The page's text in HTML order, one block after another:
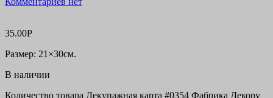
35.00Р
Размер: 21×30см.
В наличии
Количество товара Декупажная карта #0354 Фабрика Декору